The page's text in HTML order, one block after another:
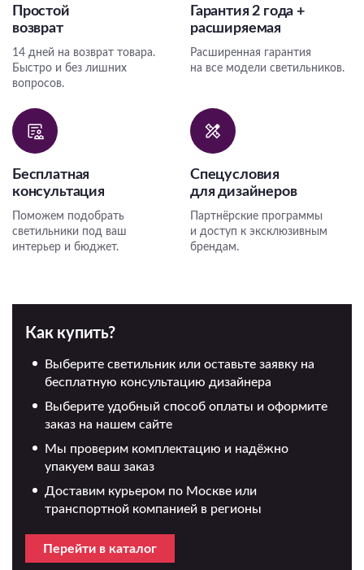
Простой
возврат
14 дней на возврат товара.
Быстро и без лишних
вопросов.
Гарантия 2 года +
расширяемая
Расширенная гарантия
на все модели светильников.
Бесплатная
консультация
Поможем подобрать
светильники под ваш
интерьер и бюджет.
Спецусловия
для дизайнеров
Партнёрские программы
и доступ к эксклюзивным
брендам.
Как купить?
Выберите светильник или оставьте заявку на
бесплатную консультацию дизайнера
Выберите удобный способ оплаты и оформите
заказ на нашем сайте
Мы проверим комплектацию и надёжно
упакуем ваш заказ
Доставим курьером по Москве или
транспортной компанией в регионы
Перейти в каталог